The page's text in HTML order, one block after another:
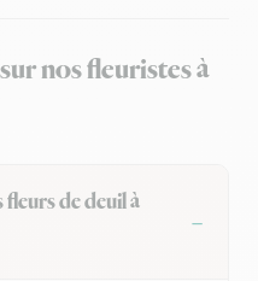
nos fleuristes à
de deuil à